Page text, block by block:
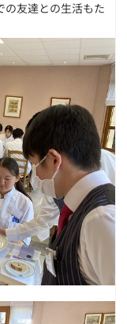
の友達との生活もた